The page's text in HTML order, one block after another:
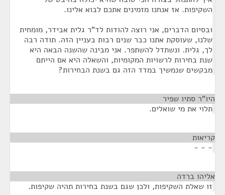
השקיפות. אז אנחנו מזמינים אתכם לבוא אלינו.
ובסיום הדברים, אני רוצה להודות לד"ר גלית אבידר, מומחית
שלנו, שעוסקת אתנו כבר שנים רבות בעניין הזה. תודה רבה
לך, גלית. ונשתדל להשתפר. אני מבינה שהשנה הבאה היא
שנת בחירות לרשויות המקומיות, והשאלה היא אם הייתם
מבקשים שנמשיך במדד הזה גם בשנת הבחירות?
היו"ר סתיו שפיר
תלוי את מי שואלים.
קריאות
- - -
אליהו ברדה
זו שאלת השקיפות, ולכן שגם בשנת בחירות תהיה שקיפות.